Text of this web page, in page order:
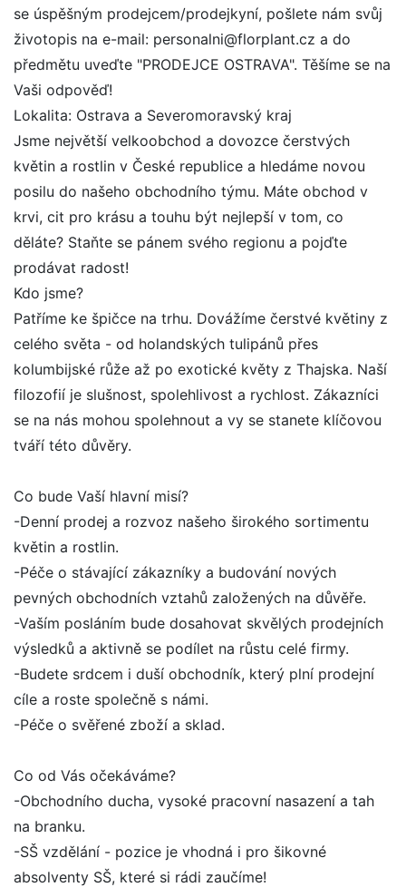
se úspěšným prodejcem/prodejkyní, pošlete nám svůj
životopis na e-mail: personalni@florplant.cz a do
předmětu uveďte "PRODEJCE OSTRAVA". Těšíme se na
Vaši odpověď!
Lokalita: Ostrava a Severomoravský kraj
Jsme největší velkoobchod a dovozce čerstvých
květin a rostlin v České republice a hledáme novou
posilu do našeho obchodního týmu. Máte obchod v
krvi, cit pro krásu a touhu být nejlepší v tom, co
děláte? Staňte se pánem svého regionu a pojďte
prodávat radost!
Kdo jsme?
Patříme ke špičce na trhu. Dovážíme čerstvé květiny z
celého světa - od holandských tulipánů přes
kolumbijské růže až po exotické květy z Thajska. Naší
filozofií je slušnost, spolehlivost a rychlost. Zákazníci
se na nás mohou spolehnout a vy se stanete klíčovou
tváří této důvěry.
Co bude Vaší hlavní misí?
-Denní prodej a rozvoz našeho širokého sortimentu
květin a rostlin.
-Péče o stávající zákazníky a budování nových
pevných obchodních vztahů založených na důvěře.
-Vaším posláním bude dosahovat skvělých prodejních
výsledků a aktivně se podílet na růstu celé firmy.
-Budete srdcem i duší obchodník, který plní prodejní
cíle a roste společně s námi.
-Péče o svěřené zboží a sklad.
Co od Vás očekáváme?
-Obchodního ducha, vysoké pracovní nasazení a tah
na branku.
-SŠ vzdělání - pozice je vhodná i pro šikovné
absolventy SŠ, které si rádi zaučíme!